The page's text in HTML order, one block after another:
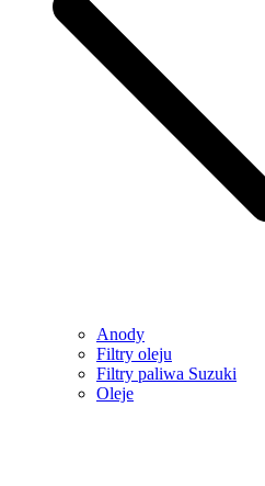
Anody
Filtry oleju
Filtry paliwa Suzuki
Oleje